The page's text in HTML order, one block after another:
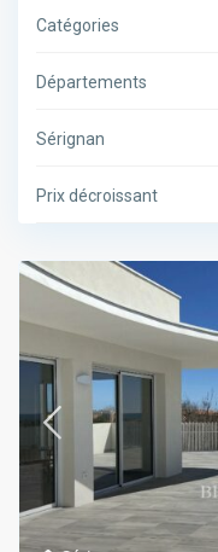
Catégories
Départements
Sérignan
Prix décroissant